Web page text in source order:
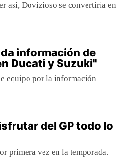
así, Dovizioso se convertiría en
información de
Ducati y Suzuki"
equipo por la información
del GP todo lo
primera vez en la temporada.